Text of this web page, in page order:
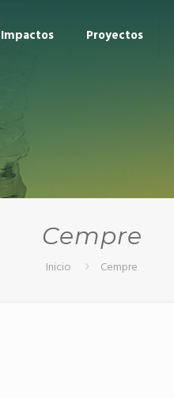
Impactos Proyectos
Cempre
Inicio Cempre